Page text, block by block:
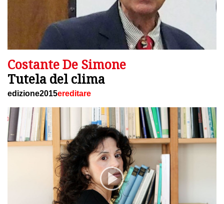
Costante De Simone
Tutela del clima
edizione2015ereditare